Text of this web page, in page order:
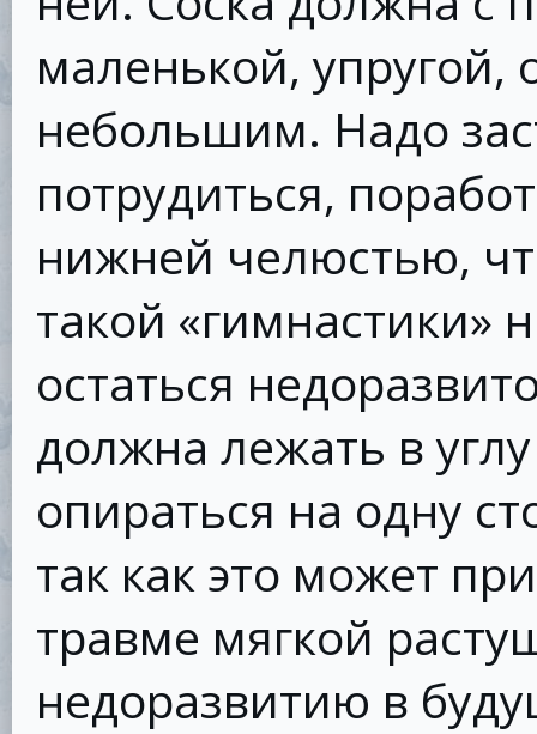
маленькой, упругой,
небольшим. Надо
потрудиться,
нижней челюстью,
такой «гимнастики»
остаться
должна лежать в
опираться на одну
так как это может
травме мягкой
недоразвитию в